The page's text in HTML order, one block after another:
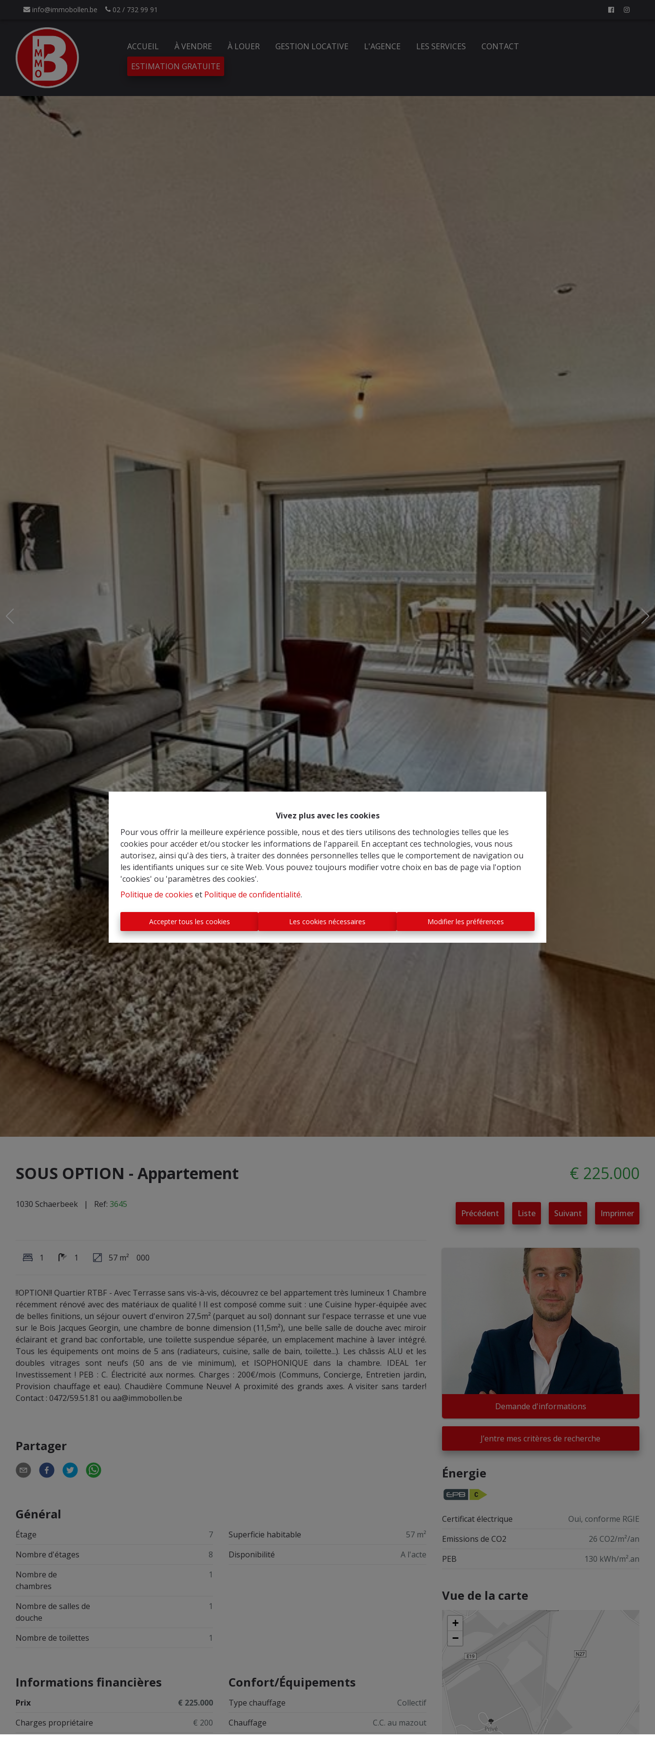
Vivez plus avec les cookies
Pour vous offrir la meilleure expérience possible, nous et des tiers utilisons des technologies telles que les
cookies pour accéder et/ou stocker les informations de l'appareil. En acceptant ces technologies, vous nous
autorisez, ainsi qu'à des tiers, à traiter des données personnelles telles que le comportement de navigation ou
les identifiants uniques sur ce site Web. Vous pouvez toujours modifier votre choix en bas de page via l'option
'cookies' ou 'paramètres des cookies'.
Politique de cookies et Politique de confidentialité.
Accepter tous les cookies Les cookies nécessaires Modifier les préférences
info@immobollen.be 02 / 732 99 91
ACCUEIL À VENDRE À LOUER GESTION LOCATIVE L'AGENCE LES SERVICES
CONTACT
ESTIMATION GRATUITE
SOUS OPTION - Appartement € 225.000
1030 Schaerbeek | Ref: 3645
Précédent
Liste Suivant Imprimer
1 1 57 m² 000
!!OPTION!! Quartier RTBF - Avec Terrasse sans vis-à-vis, découvrez ce bel appartement très lumineux 1 Chambre
récemment rénové avec des matériaux de qualité ! Il est composé comme suit : une Cuisine hyper-équipée avec
de belles finitions, un séjour ouvert d'environ 27,5m² (parquet au sol) donnant sur l'espace terrasse et une vue
sur le Bois Jacques Georgin, une chambre de bonne dimension (11,5m²), une belle salle de douche avec miroir
éclairant et grand bac confortable, une toilette suspendue séparée, un emplacement machine à laver intégré.
Tous les équipements ont moins de 5 ans (radiateurs, cuisine, salle de bain, toilette...). Les châssis ALU et les
doubles vitrages sont neufs (50 ans de vie minimum), et ISOPHONIQUE dans la chambre. IDEAL 1er
Investissement ! PEB : C. Électricité aux normes. Charges : 200€/mois (Communs, Concierge, Entretien jardin,
Provision chauffage et eau). Chaudière Commune Neuve! A proximité des grands axes. A visiter sans tarder!
Contact : 0472/59.51.81 ou aa@immobollen.be
Partager
Général
Étage
7
Nombre d'étages
8
Nombre de
chambres
1
Nombre de salles de
douche
1
Nombre de toilettes 1
Superficie habitable
57 m²
Disponibilité
A l'acte
Informations financières
Prix
€ 225.000
Charges propriétaire
€ 200
Confort/Équipements
Type chauffage
Collectif
Chauffage
C.C. au mazout
Demande d'informations
J’entre mes critères de recherche
Énergie
Certificat électrique
Oui, conforme RGIE
Emissions de CO2
26 CO2/m²/an
PEB
130 kWh/m².an
Vue de la carte